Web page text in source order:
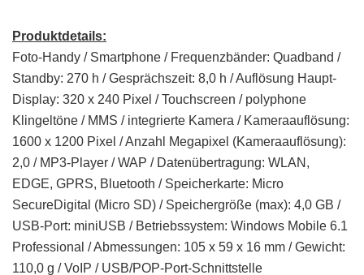
Produktdetails:
Foto-Handy / Smartphone / Frequenzbänder: Quadband /
Standby: 270 h / Gesprächszeit: 8,0 h / Auflösung Haupt-
Display: 320 x 240 Pixel / Touchscreen / polyphone
Klingeltöne / MMS / integrierte Kamera / Kameraauflösung:
1600 x 1200 Pixel / Anzahl Megapixel (Kameraauflösung):
2,0 / MP3-Player / WAP / Datenübertragung: WLAN,
EDGE, GPRS, Bluetooth / Speicherkarte: Micro
SecureDigital (Micro SD) / Speichergröße (max): 4,0 GB /
USB-Port: miniUSB / Betriebssystem: Windows Mobile 6.1
Professional / Abmessungen: 105 x 59 x 16 mm / Gewicht:
110,0 g / VoIP / USB/POP-Port-Schnittstelle